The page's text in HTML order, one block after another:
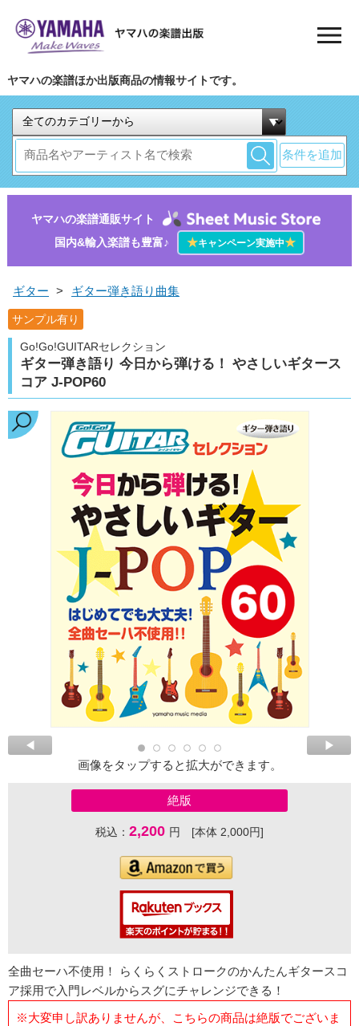
ヤマハの楽譜ほか出版商品の情報サイトです。
条件を追加
ヤマハの楽譜通販サイト
国内&輸入楽譜も豊富♪
★キャンペーン実施中★
ギター > ギター弾き語り曲集
サンプル有り
Go!Go!GUITARセレクション
ギター弾き語り 今日から弾ける！ やさしいギタース
コア J-POP60
画像をタップすると拡大ができます。
絶版
税込： 2,200 円 [本体 2,000円]
全曲セーハ不使用！ らくらくストロークのかんたんギタースコ
ア採用で入門レベルからスグにチャレンジできる！
※大変申し訳ありませんが、こちらの商品は絶版でございま